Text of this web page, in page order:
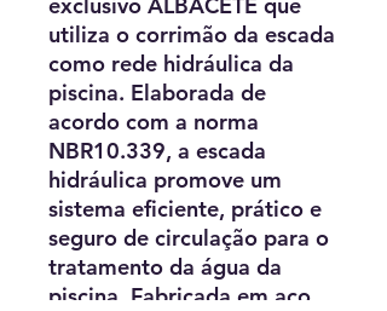
utiliza o corrimão da escada
como rede hidráulica da
piscina. Elaborada de
acordo com a norma
NBR10.339, a escada
hidráulica promove um
sistema eficiente, prático e
seguro de circulação para o
tratamento da água da
piscina. Fabricada em aço